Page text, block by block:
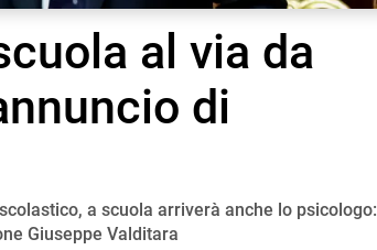
al via da
di
a scuola arriverà anche lo psicologo:
Giuseppe Valditara